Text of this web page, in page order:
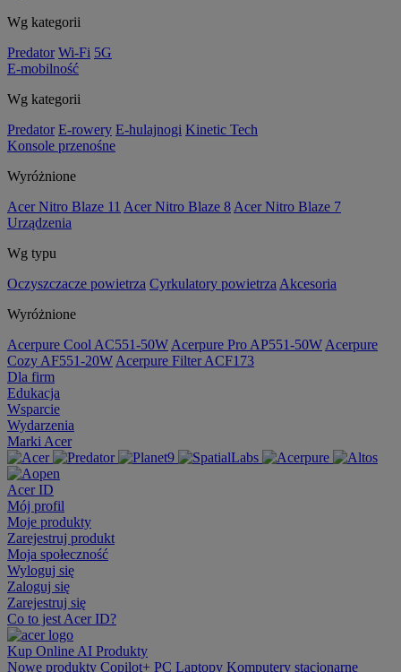
Wg kategorii
Predator Wi-Fi 5G
E-mobilność
Wg kategorii
Predator E-rowery E-hulajnogi Kinetic Tech
Konsole przenośne
Wyróżnione
Acer Nitro Blaze 11 Acer Nitro Blaze 8 Acer Nitro Blaze 7
Urządzenia
Wg typu
Oczyszczacze powietrza Cyrkulatory powietrza Akcesoria
Wyróżnione
Acerpure Cool AC551-50W Acerpure Pro AP551-50W Acerpure
Cozy AF551-20W Acerpure Filter ACF173
Dla firm
Edukacja
Wsparcie
Wydarzenia
Marki Acer
Acer ID
Mój profil
Moje produkty
Zarejestruj produkt
Moja społeczność
Wyloguj się
Zaloguj się
Zarejestruj się
Co to jest Acer ID?
Kup Online AI Produkty
Nowe produkty Copilot+ PC Laptopy Komputery stacjonarne